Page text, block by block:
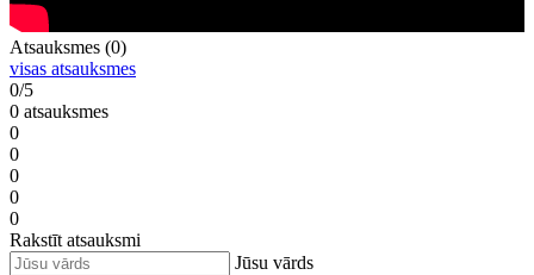
Atsauksmes (0)
visas atsauksmes
0/5
0 atsauksmes
0
0
0
0
0
Rakstīt atsauksmi
Jūsu vārds